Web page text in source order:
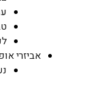
אביזרי